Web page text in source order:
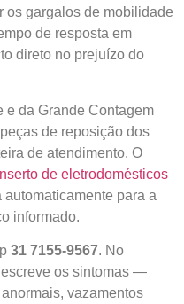
os gargalos de mobilidade
de resposta em
direto no prejuízo do
e da Grande Contagem
de reposição dos
de atendimento. O
de eletrodomésticos
automaticamente para a
informado.
31 7155-9567. No
os sintomas —
vazamentos